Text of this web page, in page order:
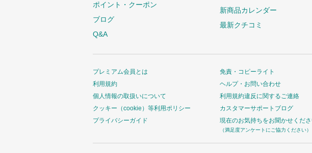
ポイント・クーポン
ブログ
Q&A
新商品カレンダー
最新クチコミ
プレミアム会員とは
利用規約
個人情報の取扱いについて
クッキー（cookie）等利用ポリシー
プライバシーガイド
免責・コピーライト
ヘルプ・お問い合わせ
利用規約違反に関するご連絡
カスタマーサポートブログ
現在のお気持ちをお聞かせくだ
（満足度アンケートにご協力ください）